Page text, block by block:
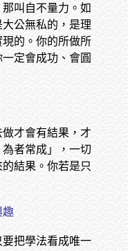
叫自不量力。如
公無私的，是理
的。你的所做所
定會成功、會圓
才會有結果，才
者常成」，一切
結果。你若是只
趣
把學法看成唯一